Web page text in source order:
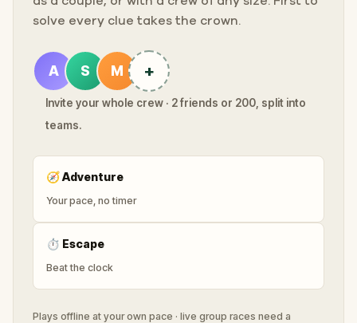
solve every clue takes the crown.
A S M +
Invite your whole crew · 2 friends or 200, split into
teams.
🧭Adventure
Your pace, no timer
⏱ Escape
Beat the clock
Plays offline at your own pace · live group races need a